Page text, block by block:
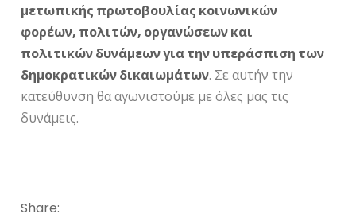
μετωπικής πρωτοβουλίας κοινωνικών
φορέων, πολιτών, οργανώσεων και
πολιτικών δυνάμεων για την υπεράσπιση των
δημοκρατικών δικαιωμάτων. Σε αυτήν την
κατεύθυνση θα αγωνιστούμε με όλες μας τις
δυνάμεις.
Share: